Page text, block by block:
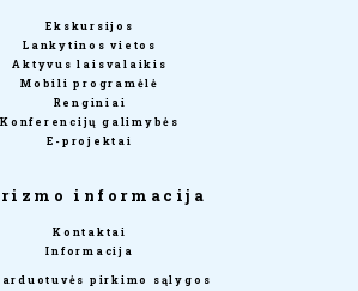
Ekskursijos
Lankytinos vietos
Aktyvus laisvalaikis
Mobili programėlė
Renginiai
Konferencijų galimybės
E-projektai
informacija
Kontaktai
Informacija
pirkimo sąlygos